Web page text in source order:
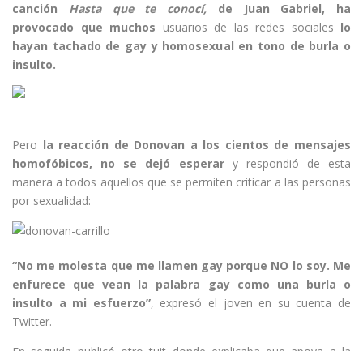
canción Hasta que te conocí, de Juan Gabriel, ha
provocado que muchos usuarios de las redes sociales lo
hayan tachado de gay y homosexual en tono de burla o
insulto.
Pero la reacción de Donovan a los cientos de mensajes
homofóbicos, no se dejó esperary respondió de esta
manera a todos aquellos que se permiten criticar a las personas
por sexualidad:
“No me molesta que me llamen gay porque NO lo soy. Me
enfurece que vean la palabra gay como una burla o
insulto a mi esfuerzo”, expresó el joven en su cuenta de
Twitter.